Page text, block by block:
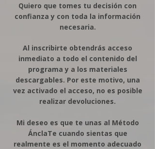
Quiero que tomes tu decisión con
confianza y con toda la información
necesaria.
Al inscribirte obtendrás acceso
inmediato a todo el contenido del
programa y a los materiales
descargables. Por este motivo, una
vez activado el acceso, no es posible
realizar devoluciones.
Mi deseo es que te unas al Método
ÁnclaTe cuando sientas que
realmente es el momento adecuado